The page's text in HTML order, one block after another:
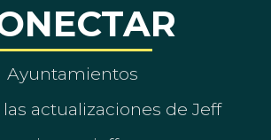
Ayuntamientos
actualizaciones de Jeff